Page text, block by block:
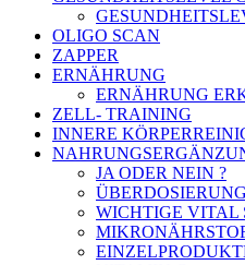
OLIGO SCAN
ZAPPER
ERNÄHRUNG
ERNÄHRUNG
ZELL- TRAINING
INNERE
JA ODER NEIN ?
WICHTIGE VITAL